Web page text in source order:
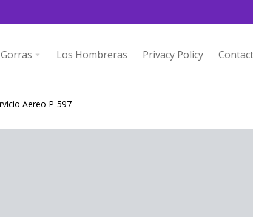
Los Hombreras Privacy Policy
Aereo P-597